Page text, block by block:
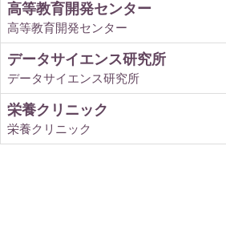
高等教育開発センター
高等教育開発センター
データサイエンス研究所
データサイエンス研究所
栄養クリニック
栄養クリニック